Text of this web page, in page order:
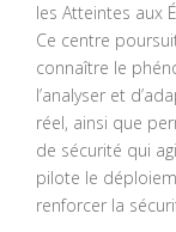
les Atteintes aux
Ce centre
connaître le
l’analyser et
réel, ainsi que
de sécurité qui
pilote le
renforcer la